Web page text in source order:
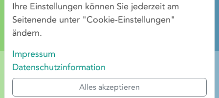
GLOSSAR
COOKIE-EINSTELLUNGEN
ICANN POLICIES
Ihre Einstellungen können Sie jederzeit am
Seitenende unter "Cookie-Einstellungen"
ändern.
Impressum
Datenschutzinformation
Alles akzeptieren